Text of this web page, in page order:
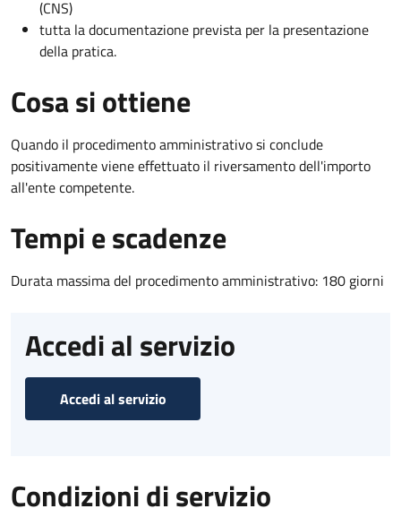
(CNS)
tutta la documentazione prevista per la presentazione
della pratica.
Cosa si ottiene
Quando il procedimento amministrativo si conclude
positivamente viene effettuato il riversamento dell'importo
all'ente competente.
Tempi e scadenze
Durata massima del procedimento amministrativo: 180 giorni
Accedi al servizio
Accedi al servizio
Condizioni di servizio